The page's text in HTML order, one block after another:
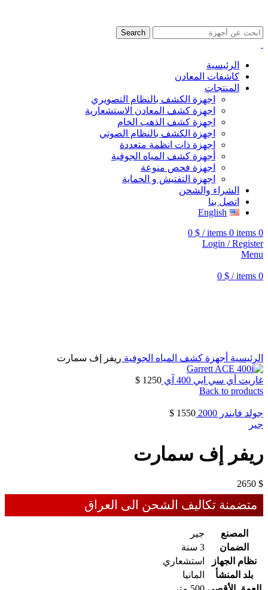
Search
الرئيسية
كاشفات المعادن
المنتجات
اجهزة الكشف بالنظام التصويري
اجهزة كشف المعادن الاستشعارية
اجهزة كشف الذهب الخام
اجهزة الكشف بالنظام الصوتي
اجهزة ذات انظمة متعددة
أجهزة كشف المياه الجوفية
اجهزة فحص منوعة
اجهزة التفتيش و الحماية
الشراء والشحن
اتصل بنا
English
0
items 0 items
/
0 $
Login / Register
Menu
0
items
/
0 $
الرئيسية أجهزة كشف المياه الجوفية ريفر إف سمارت
غاريت أي سي ايي 400 آي 1250
$
Back to products
جولد فايندر 2000 1550
$
جير
ريفر إف سمارت
2650 $
متضمنة تكاليف الشحن الى العراق
المصنع
جير
الضمان
3 سنة
نظام الجهاز
استشعاري
بلد المنشأ
المانيا